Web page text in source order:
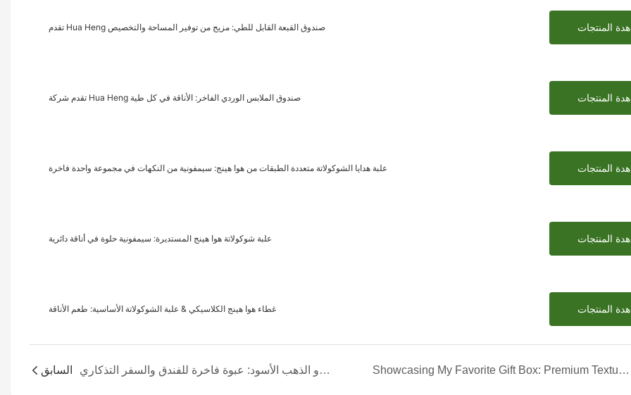
تقدم Hua Heng صندوق القبعة القابل للطي: مزيج من توفير المساحة والتخصيص المنتجات
تقدم شركة Hua Heng صندوق الملابس الوردي الفاخر: الأناقة في كل طية المنتجات
علبة هدايا الشوكولاتة متعددة الطبقات من هوا هينج: سيمفونية من النكهات في مجموعة واحدة فاخرة المنتجات
علبة شوكولاتة هوا هينج المستديرة: سيمفونية حلوة في أناقة دائرية المنتجات
غطاء هوا هينج الكلاسيكي & علبة الشوكولاتة الأساسية: طعم الأناقة المنتجات
السابق صندوق شوكولاتة خاص بالذهب الأسود ذو الذهب الأسود: عبوة فاخرة للفندق والسفر التذكاري Showcasing My Favorite Gift Box: Premium Textured Design <000000> Creative Structure